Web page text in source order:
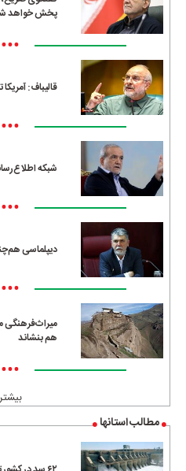
پخش خواهد
•••
قالیباف:
•••
شبکه
•••
دیپلماسی
•••
میراث‌فرهنگی
هم بنشاند
•••
بیشتر
مطالب استانها